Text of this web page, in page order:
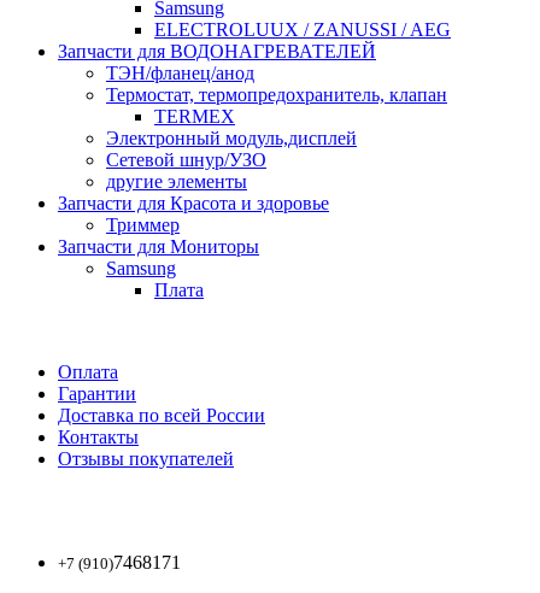
Samsung
ELECTROLUUX / ZANUSSI / AEG
Запчасти для ВОДОНАГРЕВАТЕЛЕЙ
ТЭН/фланец/анод
Термостат, термопредохранитель, клапан
TERMEX
Электронный модуль,дисплей
Сетевой шнур/УЗО
другие элементы
Запчасти для Красота и здоровье
Триммер
Запчасти для Мониторы
Samsung
Плата
Оплата
Гарантии
Доставка по всей России
Контакты
Отзывы покупателей
+7 (910)7468171